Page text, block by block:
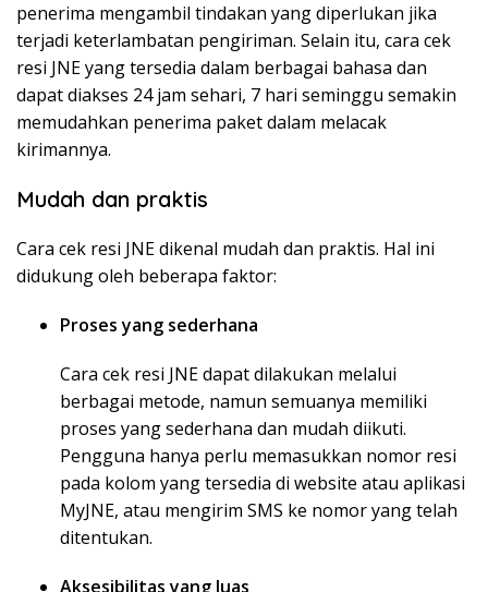
penerima mengambil tindakan yang diperlukan jika
terjadi keterlambatan pengiriman. Selain itu, cara cek
resi JNE yang tersedia dalam berbagai bahasa dan
dapat diakses 24 jam sehari, 7 hari seminggu semakin
memudahkan penerima paket dalam melacak
kirimannya.
Mudah dan praktis
Cara cek resi JNE dikenal mudah dan praktis. Hal ini
didukung oleh beberapa faktor:
Proses yang sederhana
Cara cek resi JNE dapat dilakukan melalui
berbagai metode, namun semuanya memiliki
proses yang sederhana dan mudah diikuti.
Pengguna hanya perlu memasukkan nomor resi
pada kolom yang tersedia di website atau aplikasi
MyJNE, atau mengirim SMS ke nomor yang telah
ditentukan.
Aksesibilitas yang luas